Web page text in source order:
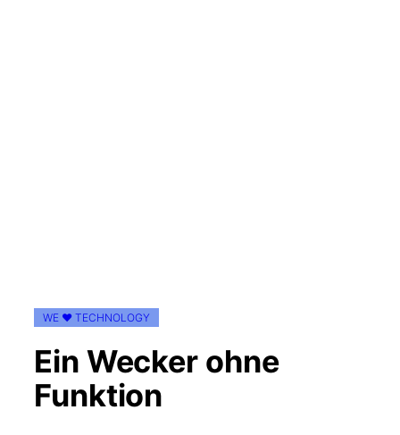
WE ♥ TECHNOLOGY
Ein Wecker ohne
Funktion